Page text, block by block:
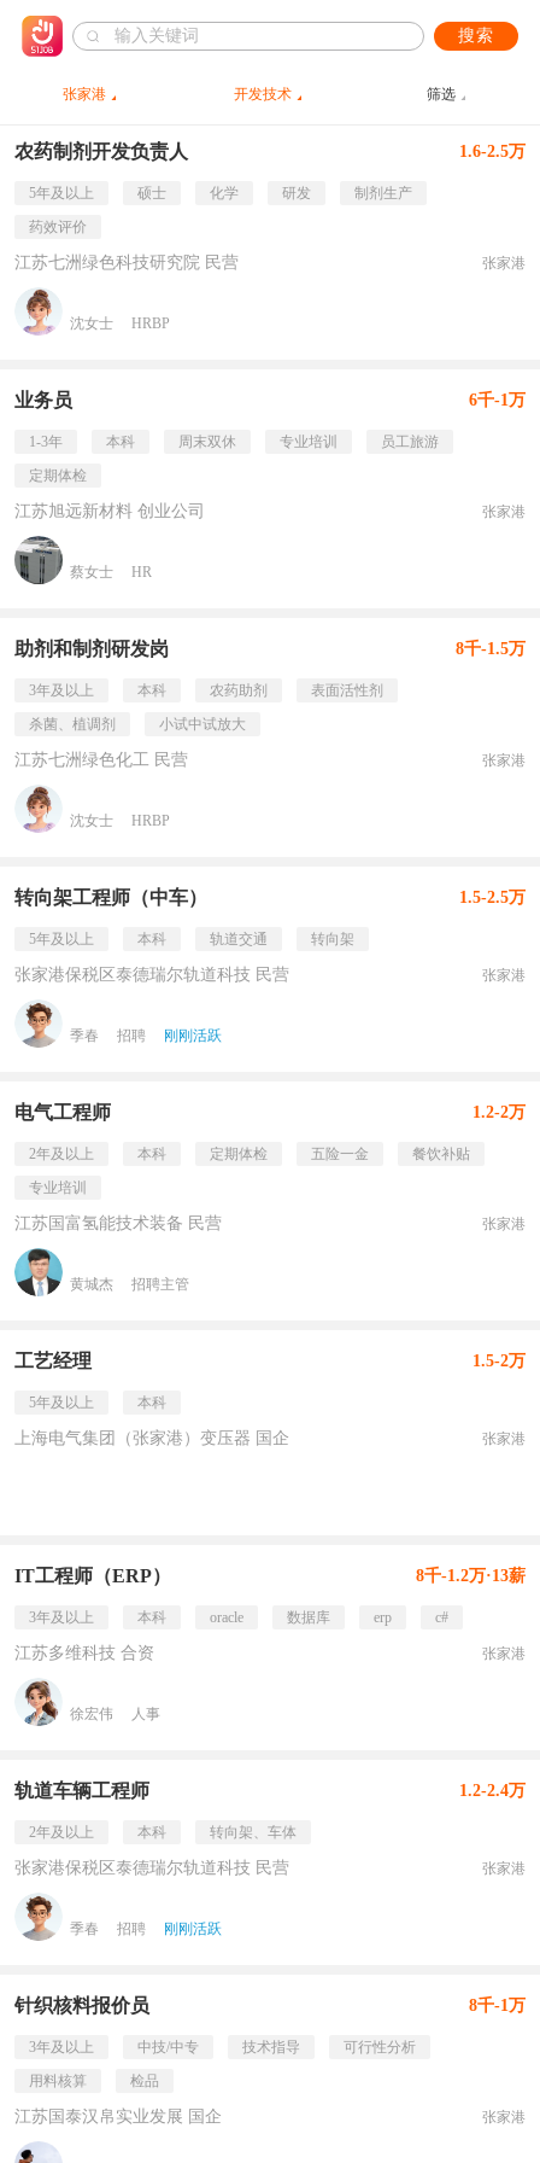
搜索
张家港 开发技术 筛选
农药制剂开发负责人 1.6-2.5万
5年及以上 硕士 化学 研发
制剂生产
药效评价
江苏七洲绿色科技研究院 民营 张家港
沈女士 HRBP
业务员 6千-1万
1-3年 本科 周末双休 专业培训
员工旅游
定期体检
江苏旭远新材料 创业公司 张家港
蔡女士 HR
助剂和制剂研发岗 8千-1.5万
3年及以上 本科 农药助剂
表面活性剂
杀菌、植调剂
小试中试放大
江苏七洲绿色化工 民营 张家港
沈女士 HRBP
转向架工程师（中车） 1.5-2.5万
5年及以上 本科 轨道交通 转向架
张家港保税区泰德瑞尔轨道科技 民营 张家港
季春 招聘 刚刚活跃
电气工程师 1.2-2万
2年及以上 本科 定期体检 五险一金
餐饮补贴
专业培训
江苏国富氢能技术装备 民营 张家港
黄城杰 招聘主管
工艺经理 1.5-2万
5年及以上 本科
上海电气集团（张家港）变压器 国企 张家港
IT工程师（ERP） 8千-1.2万·13薪
3年及以上 本科 oracle 数据库 erp c#
江苏多维科技 合资 张家港
徐宏伟 人事
轨道车辆工程师 1.2-2.4万
2年及以上 本科 转向架、车体
张家港保税区泰德瑞尔轨道科技 民营 张家港
季春 招聘 刚刚活跃
针织核料报价员 8千-1万
3年及以上 中技/中专 技术指导
可行性分析
用料核算
检品
江苏国泰汉帛实业发展 国企 张家港